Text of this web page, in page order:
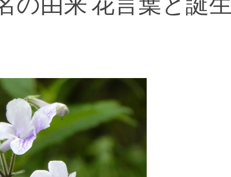
の由来 花言葉と誕